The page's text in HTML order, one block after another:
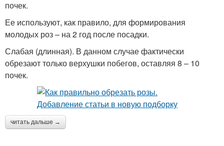
почек.
Ее используют, как правило, для формирования
молодых роз – на 2 год после посадки.
Слабая (длинная). В данном случае фактически
обрезают только верхушки побегов, оставляя 8 – 10
почек.
читать дальше →